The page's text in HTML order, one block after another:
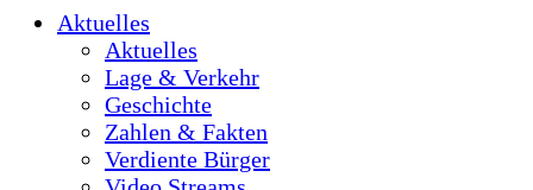
Aktuelles
Aktuelles
Lage & Verkehr
Geschichte
Zahlen & Fakten
Verdiente Bürger